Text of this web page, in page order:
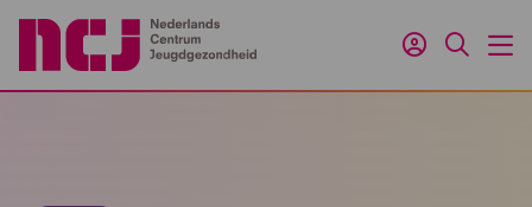
Inloggen
Zoeken